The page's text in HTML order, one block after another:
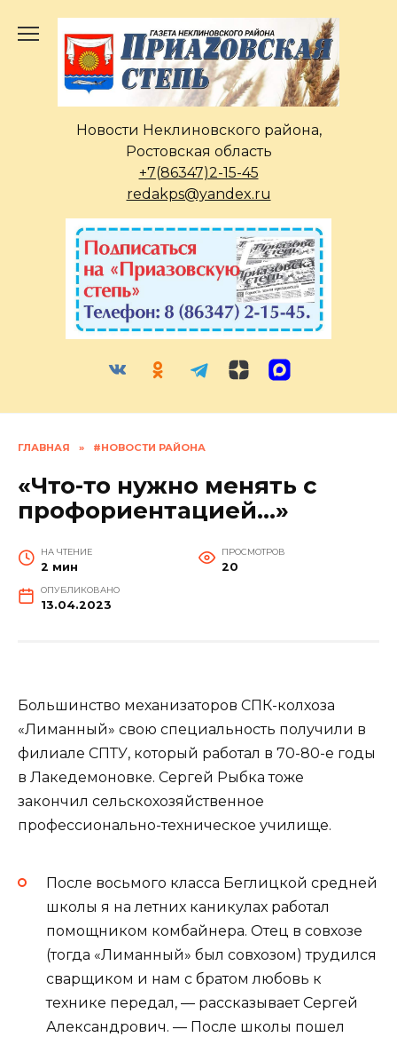
содержанию
Новости Неклиновского района,
Ростовская область
+7(86347)2-15-45
redakps@yandex.ru
ГЛАВНАЯ » #НОВОСТИ РАЙОНА
«Что-то нужно менять с
профориентацией…»
НА ЧТЕНИЕ
2 мин
ПРОСМОТРОВ
20
ОПУБЛИКОВАНО
13.04.2023
Большинство механизаторов СПК-колхоза
«Лиманный» свою специальность получили в
филиале СПТУ, который работал в 70-80-е годы
в Лакедемоновке. Сергей Рыбка тоже
закончил сельскохозяйственное
профессионально-техническое училище.
После восьмого класса Беглицкой средней
школы я на летних каникулах работал
помощником комбайнера. Отец в совхозе
(тогда «Лиманный» был совхозом) трудился
сварщиком и нам с братом любовь к
технике передал, — рассказывает Сергей
Александрович. — После школы пошел